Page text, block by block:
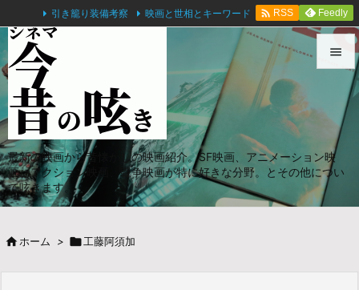
最新の映画から昔懐かしの映画紹介。SF映画、アニメーション映
画、アクション映画、戦争映画が特に好きな分野。とその他につい
て呟きます。

メニュ

サイド

前へ

引き籠り装備考察 映画と世相とキーワード  RSS Feedly
 ホーム > 工藤阿須加